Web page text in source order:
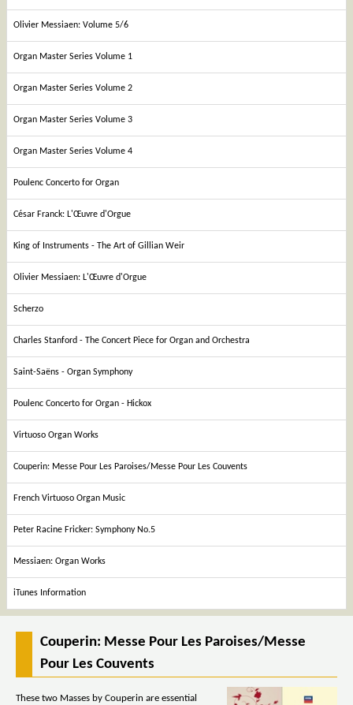
Olivier Messiaen: Volume 5/6
Organ Master Series Volume 1
Organ Master Series Volume 2
Organ Master Series Volume 3
Organ Master Series Volume 4
Poulenc Concerto for Organ
César Franck: L'Œuvre d'Orgue
King of Instruments - The Art of Gillian Weir
Olivier Messiaen: L'Œuvre d'Orgue
Scherzo
Charles Stanford - The Concert Piece for Organ and Orchestra
Saint-Saëns - Organ Symphony
Poulenc Concerto for Organ - Hickox
Virtuoso Organ Works
Couperin: Messe Pour Les Paroises/Messe Pour Les Couvents
French Virtuoso Organ Music
Peter Racine Fricker: Symphony No.5
Messiaen: Organ Works
iTunes Information
Couperin: Messe Pour Les Paroises/Messe
Pour Les Couvents
These two Masses by Couperin are essential